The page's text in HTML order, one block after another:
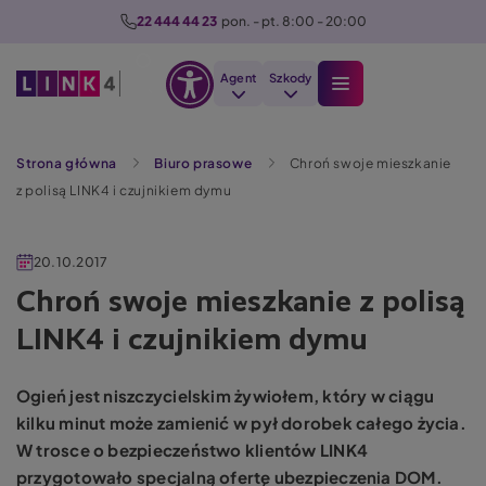
22 444 44 23 pon. - pt. 8:00 - 20:00
dostępności
Agent Szkody
Strona główna Biuro prasowe
Chroń swoje mieszkanie
z polisą LINK4 i czujnikiem dymu
20.10.2017
Chroń swoje mieszkanie z polisą
LINK4 i czujnikiem dymu
Ogień jest niszczycielskim żywiołem, który w ciągu
kilku minut może zamienić w pył dorobek całego życia.
W trosce o bezpieczeństwo klientów LINK4
przygotowało specjalną ofertę ubezpieczenia DOM.